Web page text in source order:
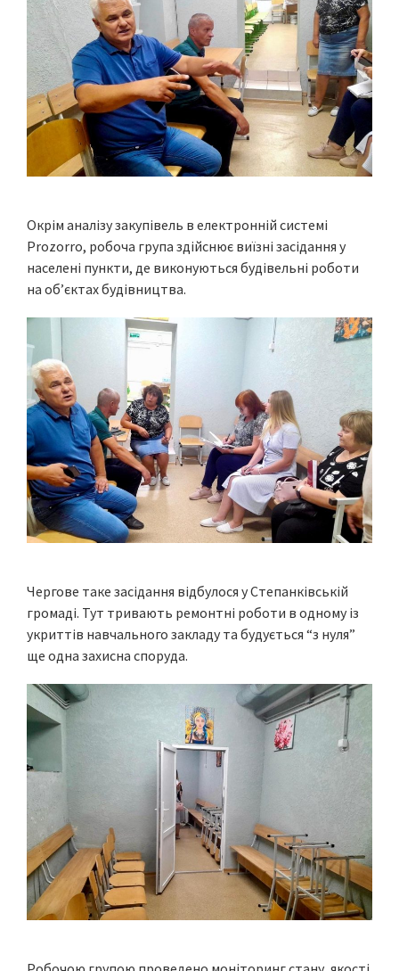
Окрім аналізу закупівель в електронній системі
Prozorro, робоча група здійснює виїзні засідання у
населені пункти, де виконуються будівельні роботи
на об’єктах будівництва.
Чергове таке засідання відбулося у Степанківській
громаді. Тут тривають ремонтні роботи в одному із
укриттів навчального закладу та будується “з нуля”
ще одна захисна споруда.